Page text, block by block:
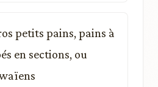
petits pains, pains à
en sections, ou